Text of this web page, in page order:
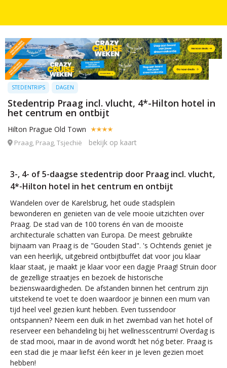
STEDENTRIPS DAGEN
Stedentrip Praag incl. vlucht, 4*-Hilton hotel in
het centrum en ontbijt
Hilton Prague Old Town
Praag, Praag, Tsjechië bekijk op kaart
3-, 4- of 5-daagse stedentrip door Praag incl. vlucht,
4*-Hilton hotel in het centrum en ontbijt
Wandelen over de Karelsbrug, het oude stadsplein
bewonderen en genieten van de vele mooie uitzichten over
Praag. De stad van de 100 torens én van de mooiste
architecturale schatten van Europa. De meest gebruikte
bijnaam van Praag is de "Gouden Stad". 's Ochtends geniet je
van een heerlijk, uitgebreid ontbijtbuffet dat voor jou klaar
klaar staat, je maakt je klaar voor een dagje Praag! Struin door
de gezellige straatjes en bezoek de historische
bezienswaardigheden. De afstanden binnen het centrum zijn
uitstekend te voet te doen waardoor je binnen een mum van
tijd heel veel gezien kunt hebben. Even tussendoor
ontspannen? Neem een duik in het zwembad van het hotel of
reserveer een behandeling bij het wellnesscentrum! Overdag is
de stad mooi, maar in de avond wordt het nóg beter. Praag is
een stad die je maar liefst één keer in je leven gezien moet
hebben!